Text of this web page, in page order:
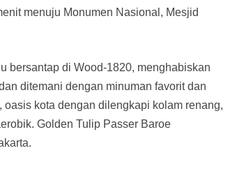
menuju Monumen Nasional, Mesjid
bersantap di Wood-1820, menghabiskan
ditemani dengan minuman favorit dan
oasis kota dengan dilengkapi kolam renang,
Golden Tulip Passer Baroe